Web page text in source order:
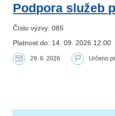
Podpora služeb
Číslo výzvy: 085
Platnost do: 14. 09. 2026 12:00
29. 6. 2026 Určeno